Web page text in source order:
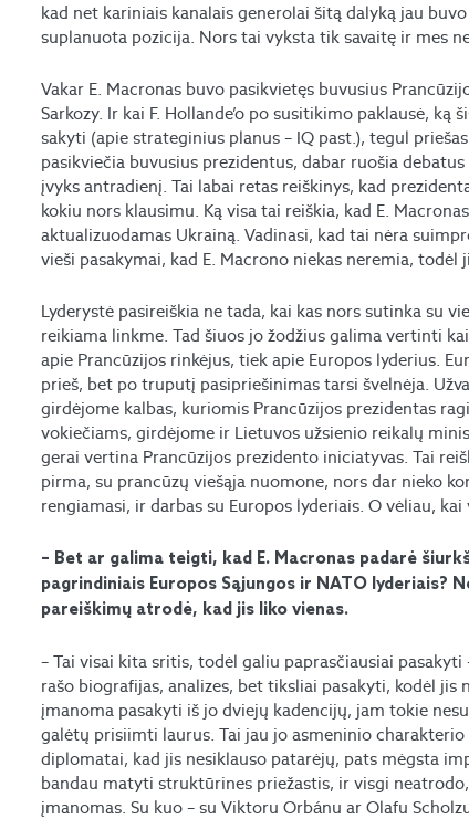
kad net kariniais kanalais generolai šitą dalyką jau
suplanuota pozicija. Nors tai vyksta tik savaitę ir mes
Vakar E. Macronas buvo pasikvietęs buvusius
Sarkozy. Ir kai F. Hollande’o po susitikimo paklausė, ką
sakyti (apie strateginius planus – IQ past.), tegul
pasikviečia buvusius prezidentus, dabar ruošia
įvyks antradienį. Tai labai retas reiškinys, kad
kokiu nors klausimu. Ką visa tai reiškia, kad E.
aktualizuodamas Ukrainą. Vadinasi, kad tai nėra
vieši pasakymai, kad E. Macrono niekas neremia,
Lyderystė pasireiškia ne tada, kai kas nors sutinka su
reikiama linkme. Tad šiuos jo žodžius galima vertinti
apie Prancūzijos rinkėjus, tiek apie Europos lyderius.
prieš, bet po truputį pasipriešinimas tarsi švelnėja.
girdėjome kalbas, kuriomis Prancūzijos prezidentas
vokiečiams, girdėjome ir Lietuvos užsienio reikalų
gerai vertina Prancūzijos prezidento iniciatyvas. Tai
pirma, su prancūzų viešąja nuomone, nors dar nieko
rengiamasi, ir darbas su Europos lyderiais. O vėliau,
– Bet ar galima teigti, kad E. Macronas padarė
pagrindiniais Europos Sąjungos ir NATO lyderiais?
pareiškimų atrodė, kad jis liko vienas.
– Tai visai kita sritis, todėl galiu paprasčiausiai
rašo biografijas, analizes, bet tiksliai pasakyti, kodėl jis
įmanoma pasakyti iš jo dviejų kadencijų, jam tokie
galėtų prisiimti laurus. Tai jau jo asmeninio
diplomatai, kad jis nesiklauso patarėjų, pats mėgsta
bandau matyti struktūrines priežastis, ir visgi
įmanomas. Su kuo – su Viktoru Orbánu ar Olafu